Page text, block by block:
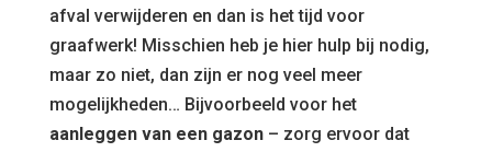
afval verwijderen en dan is het tijd voor
graafwerk! Misschien heb je hier hulp bij nodig,
maar zo niet, dan zijn er nog veel meer
mogelijkheden… Bijvoorbeeld voor het
aanleggen van een gazon– zorg ervoor dat